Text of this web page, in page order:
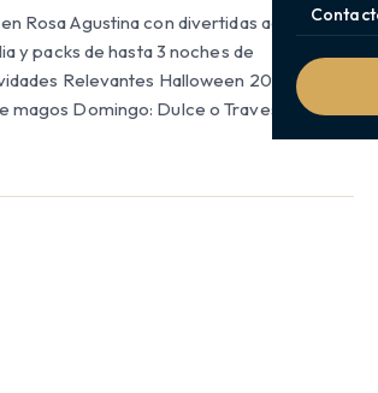
Rosa Agustina con divertidas actividades
y packs de hasta 3 noches de
Relevantes Halloween 2010
magos Domingo: Dulce o Travesura…